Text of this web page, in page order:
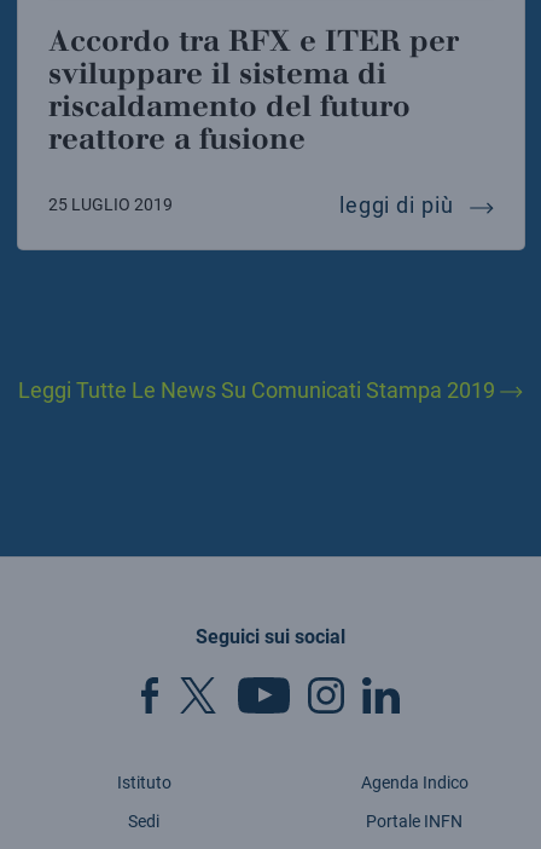
Accordo tra RFX e ITER per
sviluppare il sistema di
riscaldamento del futuro
reattore a fusione
25 LUGLIO 2019 leggi di più
Leggi Tutte Le News Su Comunicati Stampa 2019
Seguici sui social
Istituto
Sedi
Agenda Indico
Portale INFN